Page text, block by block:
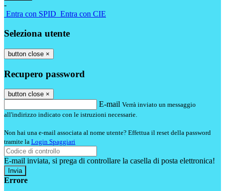
-
Entra con SPID Entra con CIE
Seleziona utente
button close ×
Recupero password
button close ×
E-mail Verrà inviato un messaggio
all'indirizzo indicato con le istruzioni necessarie.
Non hai una e-mail associata al nome utente? Effettua il reset della password
tramite la Login Spaggiari
E-mail inviata, si prega di controllare la casella di posta elettronica!
Errore